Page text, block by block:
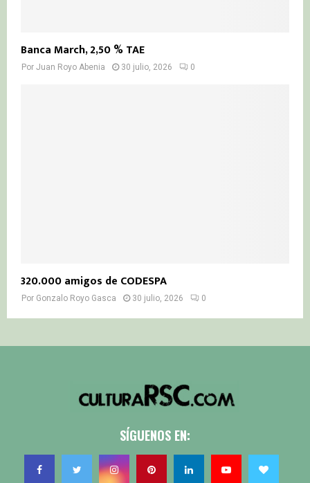
Banca March, 2,50 % TAE
Por Juan Royo Abenia 30 julio, 2026 0
320.000 amigos de CODESPA
Por Gonzalo Royo Gasca 30 julio, 2026 0
SÍGUENOS EN: